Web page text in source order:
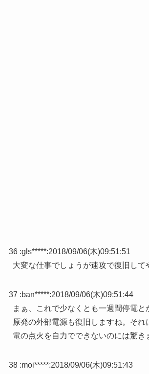
36 :gls*****:2018/09/06(木)09:51:51
大変な仕事でしょうが速攻で復旧して
37 :ban*****:2018/09/06(木)09:51:44
まぁ、これで少なくとも一週間停電と
原発の外部電源も復旧しますね。それ
電の点火を自力でできないのには驚き
38 :moi*****:2018/09/06(木)09:51:43